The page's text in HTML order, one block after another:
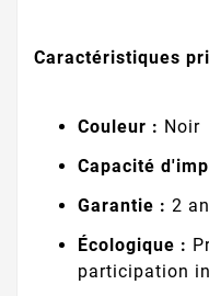
Caractéristiques
Couleur : Noir
Capacité
Garantie : 2
Écologique :
participation